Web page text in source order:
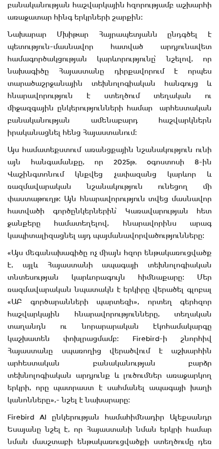
բանականության հաշվարկային հզորությամբ աշխարհի
առաջատար հինգ երկրների շարքին։
Նախարար Մխիթար Հայրապետյանն ընդգծել է
պետություն-մասնավոր հատված արդյունավետ
համագործակցության կարևորությունը՝ նշելով, որ
նախագիծը Հայաստանը դիրքավորում է որպես
տարածաշրջանային տեխնոլոգիական հանգույց և
հնարավորություն է ստեղծում տեղական ու
միջազգային ընկերությունների համար արհեստական
բանականության ամենաբարդ հաշվարկներն
իրականացնել հենց Հայաստանում։
Այս համատեքստում առանցքային նշանակություն ունի
այն հանգամանքը, որ 2025թ. օգոստոսի 8-ին
Վաշինգտոնում կնքվեց չափազանց կարևոր և
ռազմավարական նշանակություն ունեցող մի
փաստաթուղթ։ Այն հնարավորություն տվեց մասնավոր
հատվածի գործընկերներին՝ Կառավարության հետ
ջանքերը համատեղելով, հնարավորինս արագ
կապիտալիզացնել այդ պայմանավորվածությունները։
«Այս մեգանախագիծը ոչ միայն հզոր ենթակառուցվածք
է, այլև Հայաստանի ապագայի տեխնոլոգիական
տնտեսության կարևորագույն հիմնաքարը։ Մեր
ռազմավարական նպատակն է երկիրը վերածել գլոբալ
«ԱԲ գործարանների պարտեզի», որտեղ գերհզոր
հաշվարկային հնարավորությունները, տեղական
տաղանդն ու նորարարական էկոհամակարգը
կաշխատեն փոխլրացմամբ։ Firebird-ի շնորհիվ
Հայաստանը սպառողից վերածվում է աշխարհին
արհեստական բանականության բարձր
տեխնոլոգիական արդյունք և լուծումներ առաջարկող
երկրի, որը պատրաստ է սահմանել ապագայի խաղի
կանոնները»,- նշել է նախարարը։
Firebird AI ընկերության համահիմնադիր Ալեքսանդր
Եսայանը նշել է, որ Հայաստանի նման երկրի համար
նման մասշտաբի ենթակառուցվածքի ստեղծումը դեռ